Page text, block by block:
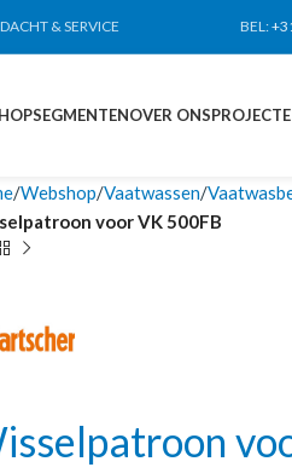
& SERVICE BEL:
SEGMENTENOVER ONS
Webshop Vaatwassen
voor VK 500FB